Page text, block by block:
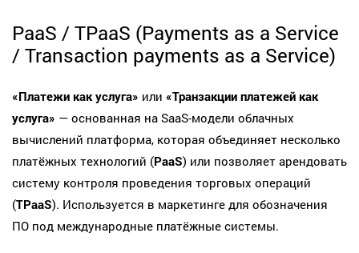
PaaS / TPaaS (Payments as a Service
/ Transaction payments as a Service)
«Платежи как услуга» или «Транзакции платежей как
услуга» — основанная на SaaS-модели облачных
вычислений платформа, которая объединяет несколько
платёжных технологий (PaaS) или позволяет арендовать
систему контроля проведения торговых операций
(TPaaS). Используется в маркетинге для обозначения
ПО под международные платёжные системы.